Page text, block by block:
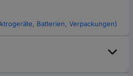
Batterien, Verpackungen)